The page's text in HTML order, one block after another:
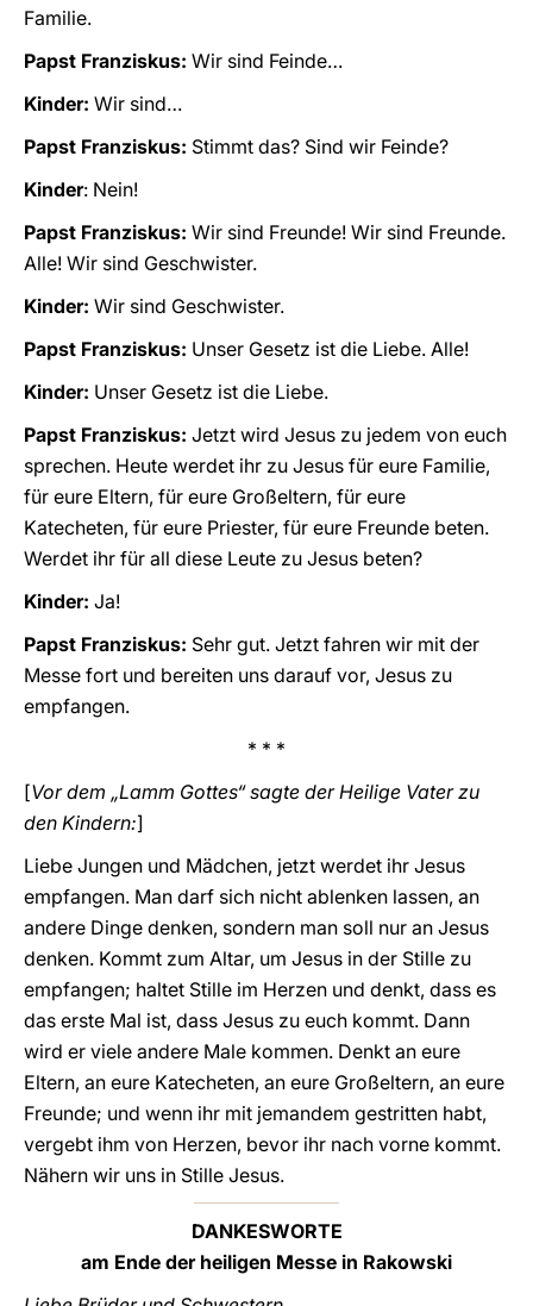
Familie.
Papst Franziskus: Wir sind Feinde…
Kinder: Wir sind…
Papst Franziskus: Stimmt das? Sind wir Feinde?
Kinder: Nein!
Papst Franziskus: Wir sind Freunde! Wir sind Freunde.
Alle! Wir sind Geschwister.
Kinder: Wir sind Geschwister.
Papst Franziskus: Unser Gesetz ist die Liebe. Alle!
Kinder: Unser Gesetz ist die Liebe.
Papst Franziskus: Jetzt wird Jesus zu jedem von euch
sprechen. Heute werdet ihr zu Jesus für eure Familie,
für eure Eltern, für eure Großeltern, für eure
Katecheten, für eure Priester, für eure Freunde beten.
Werdet ihr für all diese Leute zu Jesus beten?
Kinder: Ja!
Papst Franziskus: Sehr gut. Jetzt fahren wir mit der
Messe fort und bereiten uns darauf vor, Jesus zu
empfangen.
* * *
[Vor dem „Lamm Gottes“ sagte der Heilige Vater zu
den Kindern:]
Liebe Jungen und Mädchen, jetzt werdet ihr Jesus
empfangen. Man darf sich nicht ablenken lassen, an
andere Dinge denken, sondern man soll nur an Jesus
denken. Kommt zum Altar, um Jesus in der Stille zu
empfangen; haltet Stille im Herzen und denkt, dass es
das erste Mal ist, dass Jesus zu euch kommt. Dann
wird er viele andere Male kommen. Denkt an eure
Eltern, an eure Katecheten, an eure Großeltern, an eure
Freunde; und wenn ihr mit jemandem gestritten habt,
vergebt ihm von Herzen, bevor ihr nach vorne kommt.
Nähern wir uns in Stille Jesus.
DANKESWORTE
am Ende der heiligen Messe in Rakowski